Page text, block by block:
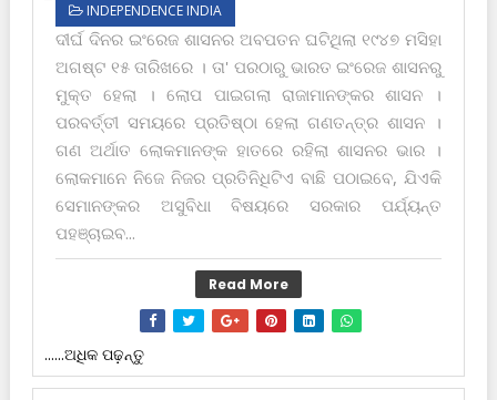
INDEPENDENCE INDIA
ଦୀର୍ଘ ଦିନର ଇଂରେଜ ଶାସନର ଅବପତନ ଘଟିଥିଲା ୧୯୪୭ ମସିହା
ଅଗଷ୍ଟ ୧୫ ତାରିଖରେ । ତା' ପରଠାରୁ ଭାରତ ଇଂରେଜ ଶାସନରୁ
ମୁକ୍ତ ହେଲା । ଲୋପ ପାଇଗଲା ରାଜାମାନଙ୍କର ଶାସନ ।
ପରବର୍ତ୍ତୀ ସମୟରେ ପ୍ରତିଷ୍ଠା ହେଲା ଗଣତନ୍ତ୍ର ଶାସନ ।
ଗଣ ଅର୍ଥାତ ଲୋକମାନଙ୍କ ହାତରେ ରହିଲା ଶାସନର ଭାର ।
ଲୋକମାନେ ନିଜେ ନିଜର ପ୍ରତିନିଧିଟିଏ ବାଛି ପଠାଇବେ, ଯିଏକି
ସେମାନଙ୍କର ଅସୁବିଧା ବିଷୟରେ ସରକାର ପର୍ଯ୍ୟନ୍ତ
ପ‌ହ‌ଞ୍ଚାଇବ...
Read More
......ଅଧିକ ପଢ଼ନ୍ତୁ